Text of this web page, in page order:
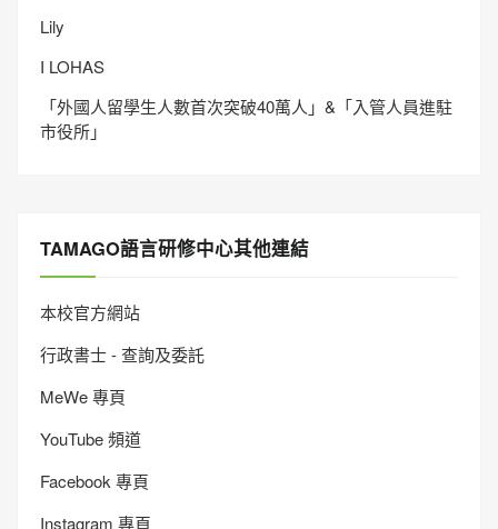
Lily
I LOHAS
「外國人留學生人數首次突破40萬人」&「入管人員進駐
市役所」
TAMAGO語言研修中心其他連結
本校官方網站
行政書士 - 查詢及委託
MeWe 專頁
YouTube 頻道
Facebook 專頁
Instagram 專頁